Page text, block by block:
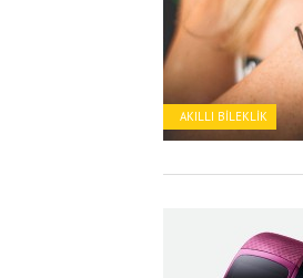
AKILLI BILEKLIK